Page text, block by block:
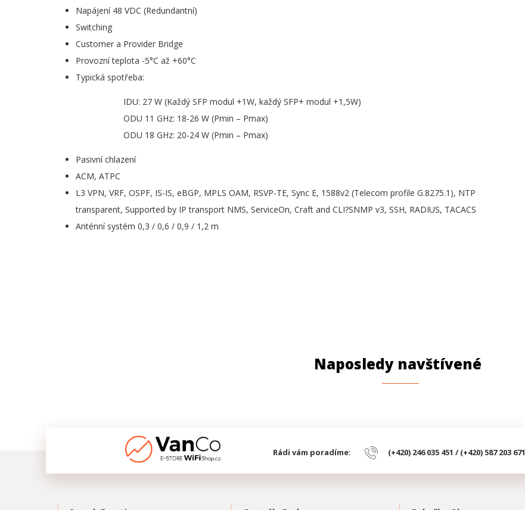
Napájení 48 VDC (Redundantní)
Switching
Customer a Provider Bridge
Provozní teplota -5°C až +60°C
Typická spotřeba:
IDU: 27 W (Každý SFP modul +1W, každý SFP+ modul +1,5W)
ODU 11 GHz: 18-26 W (Pmin – Pmax)
ODU 18 GHz: 20-24 W (Pmin – Pmax)
Pasivní chlazení
ACM, ATPC
L3 VPN, VRF, OSPF, IS-IS, eBGP, MPLS OAM, RSVP-TE, Sync E, 1588v2 (Telecom profile G.8275.1), NTP
transparent, Supported by IP transport NMS, ServiceOn, Craft and CLI?SNMP v3, SSH, RADIUS, TACACS
Anténní systém 0,3 / 0,6 / 0,9 / 1,2 m
Naposledy navštívené
Rádi vám poradíme: (+420) 246 035 451 / (+420) 587 203 671